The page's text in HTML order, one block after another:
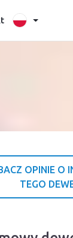
OPINIE O
TEGO
źródle